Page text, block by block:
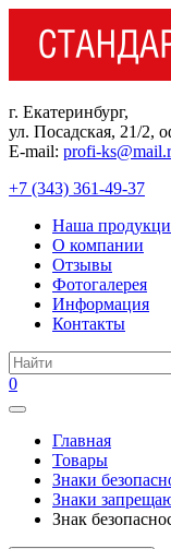
контенту
г. Екатеринбург,
ул. Посадская, 21/2,
E-mail: profi-
+7 (343) 361-49-37
Наша
О компании
Отзывы
Фотогалерея
Информация
Контакты
Поиск:
0
Главная
Товары
Знаки
Знаки
Знак